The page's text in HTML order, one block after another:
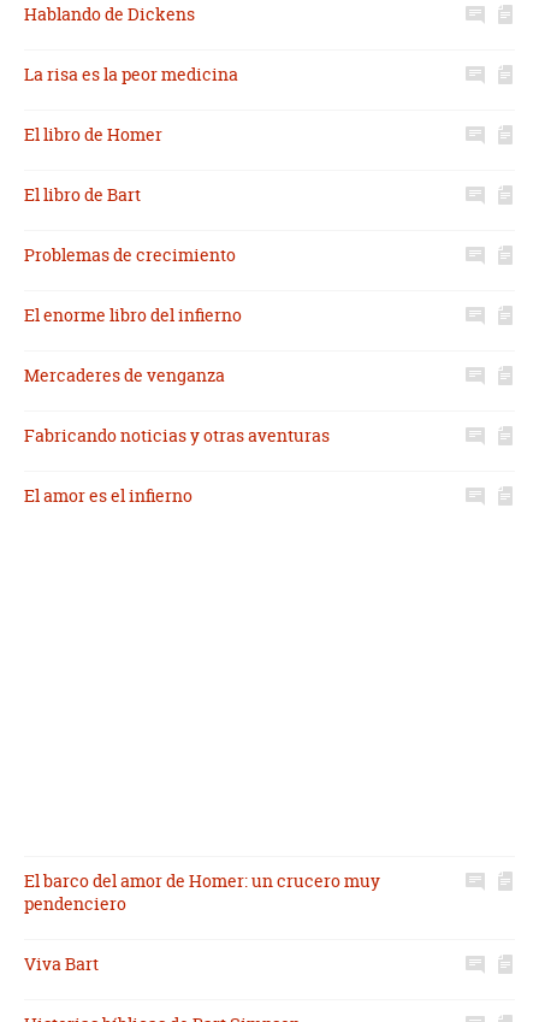
Hablando de Dickens
La risa es la peor medicina
El libro de Homer
El libro de Bart
Problemas de crecimiento
El enorme libro del infierno
Mercaderes de venganza
Fabricando noticias y otras aventuras
El amor es el infierno
El barco del amor de Homer: un crucero muy
pendenciero
Viva Bart